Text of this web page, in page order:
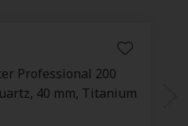
Professional 200
40 mm, Titanium